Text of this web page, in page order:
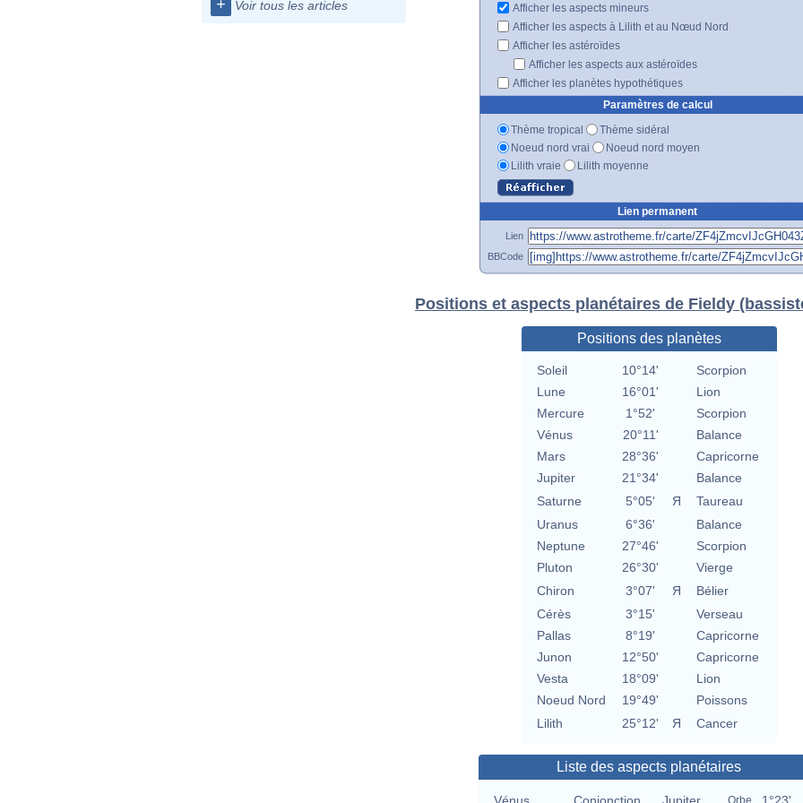
+ Voir tous les articles
Afficher les aspects mineurs
Afficher les aspects à Lilith et au Nœud Nord
Afficher les astéroïdes
Afficher les aspects aux astéroïdes
Afficher les planètes hypothétiques
Paramètres de calcul
Thème tropical
Thème sidéral
Noeud nord vrai
Noeud nord moyen
Lilith vraie
Lilith moyenne
Lien permanent
Lien
BBCode
Positions et aspects planétaires de Fieldy
Positions des planètes
Soleil 10°14'
Scorpion
Lune
16°01'
Lion
Mercure
1°52'
Scorpion
Vénus
20°11'
Balance
Mars
28°36'
Capricorne
Jupiter
21°34'
Balance
Saturne
5°05' Я
Taureau
Uranus
6°36'
Balance
Neptune
27°46'
Scorpion
Pluton
26°30'
Vierge
Chiron
3°07' Я
Bélier
Cérès
3°15'
Verseau
Pallas
8°19'
Capricorne
Junon
12°50'
Capricorne
Vesta
18°09'
Lion
Noeud Nord
19°49'
Poissons
Lilith
25°12' Я Cancer
Liste des aspects planétaires